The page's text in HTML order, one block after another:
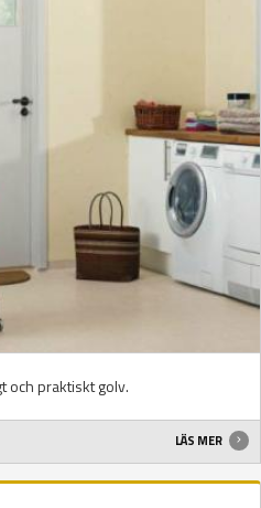
och praktiskt golv.
LÄS MER